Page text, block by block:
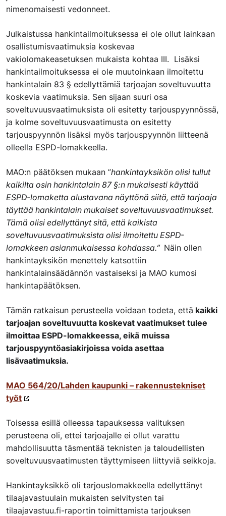
nimenomaisesti vedonneet.
Julkaistussa hankintailmoituksessa ei ole ollut lainkaan
osallistumisvaatimuksia koskevaa
vakiolomakeasetuksen mukaista kohtaa III. Lisäksi
hankintailmoituksessa ei ole muutoinkaan ilmoitettu
hankintalain 83 § edellyttämiä tarjoajan soveltuvuutta
koskevia vaatimuksia. Sen sijaan suuri osa
soveltuvuusvaatimuksista oli esitetty tarjouspyynnössä,
ja kolme soveltuvuusvaatimusta on esitetty
tarjouspyynnön lisäksi myös tarjouspyynnön liitteenä
olleella ESPD-lomakkeella.
MAO:n päätöksen mukaan ”hankintayksikön olisi tullut
kaikilta osin hankintalain 87 §:n mukaisesti käyttää
ESPD-lomaketta alustavana näyttönä siitä, että tarjoaja
täyttää hankintalain mukaiset soveltuvuusvaatimukset.
Tämä olisi edellyttänyt sitä, että kaikista
soveltuvuusvaatimuksista olisi ilmoitettu ESPD-
lomakkeen asianmukaisessa kohdassa.” Näin ollen
hankintayksikön menettely katsottiin
hankintalainsäädännön vastaiseksi ja MAO kumosi
hankintapäätöksen.
Tämän ratkaisun perusteella voidaan todeta, että kaikki
tarjoajan soveltuvuutta koskevat vaatimukset tulee
ilmoittaa ESPD-lomakkeessa, eikä muissa
tarjouspyyntöasiakirjoissa voida asettaa
lisävaatimuksia.
MAO 564/20/Lahden kaupunki – rakennustekniset
työt
Toisessa esillä olleessa tapauksessa valituksen
perusteena oli, ettei tarjoajalle ei ollut varattu
mahdollisuutta täsmentää teknisten ja taloudellisten
soveltuvuusvaatimusten täyttymiseen liittyviä seikkoja.
Hankintayksikkö oli tarjouslomakkeella edellyttänyt
tilaajavastuulain mukaisten selvitysten tai
tilaajavastuu.fi-raportin toimittamista tarjouksen